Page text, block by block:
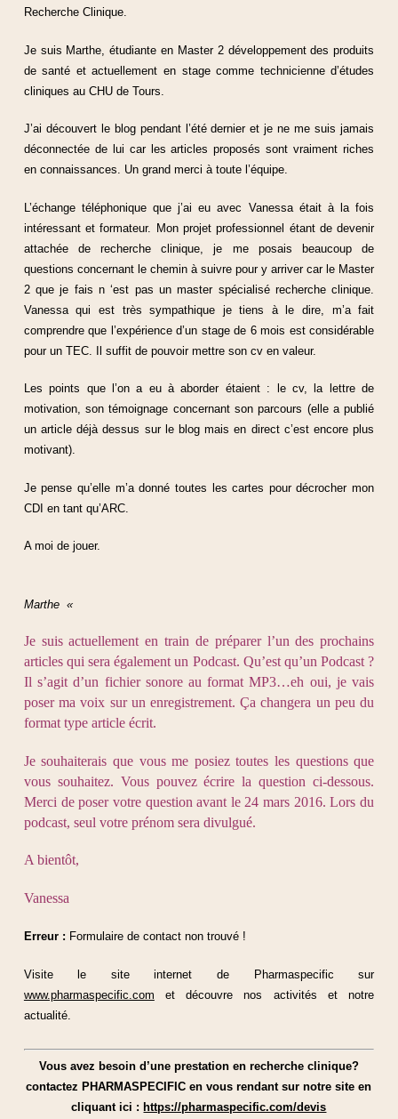
Recherche Clinique.
Je suis Marthe, étudiante en Master 2 développement des produits
de santé et actuellement en stage comme technicienne d’études
cliniques au CHU de Tours.
J’ai découvert le blog pendant l’été dernier et je ne me suis jamais
déconnectée de lui car les articles proposés sont vraiment riches
en connaissances. Un grand merci à toute l’équipe.
L’échange téléphonique que j’ai eu avec Vanessa était à la fois
intéressant et formateur. Mon projet professionnel étant de devenir
attachée de recherche clinique, je me posais beaucoup de
questions concernant le chemin à suivre pour y arriver car le Master
2 que je fais n ‘est pas un master spécialisé recherche clinique.
Vanessa qui est très sympathique je tiens à le dire, m’a fait
comprendre que l’expérience d’un stage de 6 mois est considérable
pour un TEC. Il suffit de pouvoir mettre son cv en valeur.
Les points que l’on a eu à aborder étaient : le cv, la lettre de
motivation, son témoignage concernant son parcours (elle a publié
un article déjà dessus sur le blog mais en direct c’est encore plus
motivant).
Je pense qu’elle m’a donné toutes les cartes pour décrocher mon
CDI en tant qu’ARC.
A moi de jouer.
Marthe «
Je suis actuellement en train de préparer l’un des prochains
articles qui sera également un Podcast. Qu’est qu’un Podcast ?
Il s’agit d’un fichier sonore au format MP3…eh oui, je vais
poser ma voix sur un enregistrement. Ça changera un peu du
format type article écrit.
Je souhaiterais que vous me posiez toutes les questions que
vous souhaitez. Vous pouvez écrire la question ci-dessous.
Merci de poser votre question avant le 24 mars 2016. Lors du
podcast, seul votre prénom sera divulgué.
A bientôt,
Vanessa
Erreur : Formulaire de contact non trouvé !
Visite le site internet de Pharmaspecific sur
www.pharmaspecific.com et découvre nos activités et notre
actualité.
Vous avez besoin d’une prestation en recherche clinique?
contactez PHARMASPECIFIC en vous rendant sur notre site en
cliquant ici : https://pharmaspecific.com/devis